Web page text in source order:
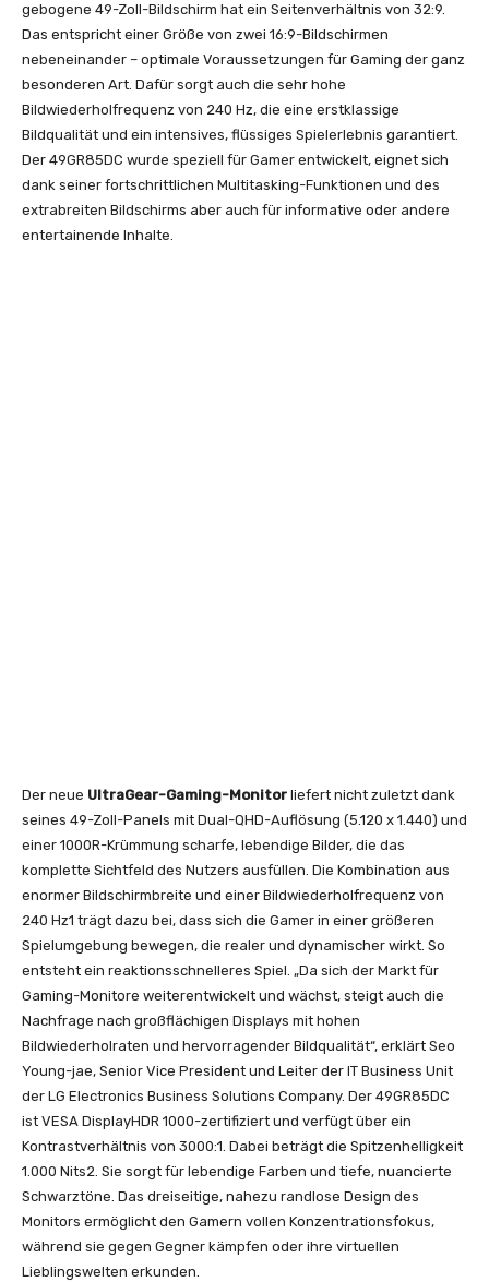
gebogene 49-Zoll-Bildschirm hat ein Seitenverhältnis von 32:9.
Das entspricht einer Größe von zwei 16:9-Bildschirmen
nebeneinander – optimale Voraussetzungen für Gaming der ganz
besonderen Art. Dafür sorgt auch die sehr hohe
Bildwiederholfrequenz von 240 Hz, die eine erstklassige
Bildqualität und ein intensives, flüssiges Spielerlebnis garantiert.
Der 49GR85DC wurde speziell für Gamer entwickelt, eignet sich
dank seiner fortschrittlichen Multitasking-Funktionen und des
extrabreiten Bildschirms aber auch für informative oder andere
entertainende Inhalte.
Der neue UltraGear-Gaming-Monitor liefert nicht zuletzt dank
seines 49-Zoll-Panels mit Dual-QHD-Auflösung (5.120 x 1.440) und
einer 1000R-Krümmung scharfe, lebendige Bilder, die das
komplette Sichtfeld des Nutzers ausfüllen. Die Kombination aus
enormer Bildschirmbreite und einer Bildwiederholfrequenz von
240 Hz1 trägt dazu bei, dass sich die Gamer in einer größeren
Spielumgebung bewegen, die realer und dynamischer wirkt. So
entsteht ein reaktionsschnelleres Spiel. „Da sich der Markt für
Gaming-Monitore weiterentwickelt und wächst, steigt auch die
Nachfrage nach großflächigen Displays mit hohen
Bildwiederholraten und hervorragender Bildqualität“, erklärt Seo
Young-jae, Senior Vice President und Leiter der IT Business Unit
der LG Electronics Business Solutions Company. Der 49GR85DC
ist VESA DisplayHDR 1000-zertifiziert und verfügt über ein
Kontrastverhältnis von 3000:1. Dabei beträgt die Spitzenhelligkeit
1.000 Nits2. Sie sorgt für lebendige Farben und tiefe, nuancierte
Schwarztöne. Das dreiseitige, nahezu randlose Design des
Monitors ermöglicht den Gamern vollen Konzentrationsfokus,
während sie gegen Gegner kämpfen oder ihre virtuellen
Lieblingswelten erkunden.